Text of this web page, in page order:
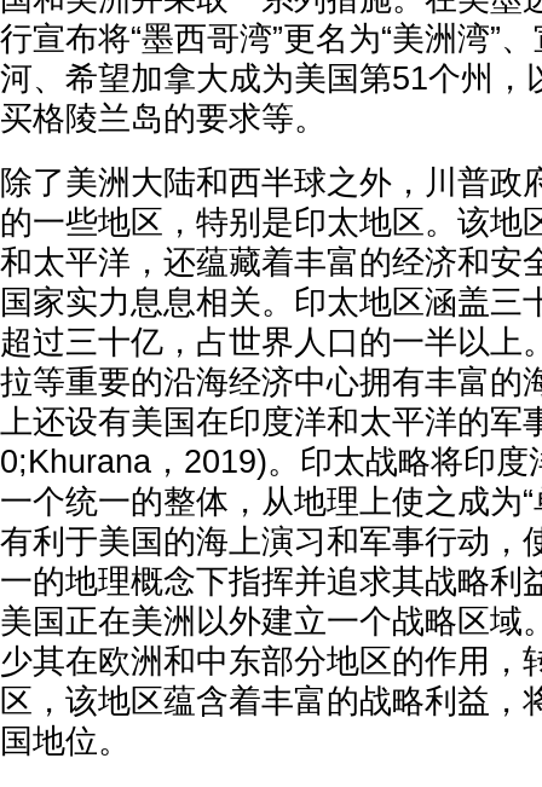
行宣布将“墨西哥湾”更名为“美洲湾”
河、希望加拿大成为美国第51个州，
买格陵兰岛的要求等。
除了美洲大陆和西半球之外，川普政
的一些地区，特别是印太地区。该地
和太平洋，还蕴藏着丰富的经济和安
国家实力息息相关。印太地区涵盖三
超过三十亿，占世界人口的一半以上
拉等重要的沿海经济中心拥有丰富的
上还设有美国在印度洋和太平洋的军
0;Khurana，2019)。印太战略将印度
一个统一的整体，从地理上使之成为
有利于美国的海上演习和军事行动，
一的地理概念下指挥并追求其战略利
美国正在美洲以外建立一个战略区域
少其在欧洲和中东部分地区的作用，
区，该地区蕴含着丰富的战略利益，
国地位。